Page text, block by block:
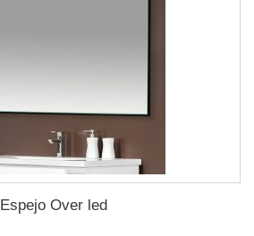
Espejo Over led